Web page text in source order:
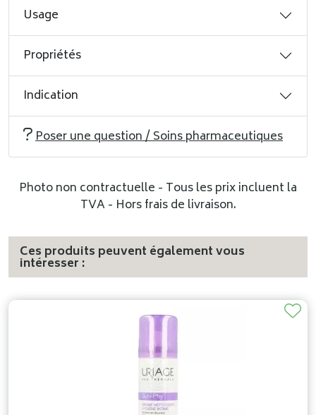
Usage
Propriétés
Indication
Poser une question / Soins pharmaceutiques
Photo non contractuelle - Tous les prix incluent la
TVA - Hors frais de livraison.
Ces produits peuvent également vous
intéresser :